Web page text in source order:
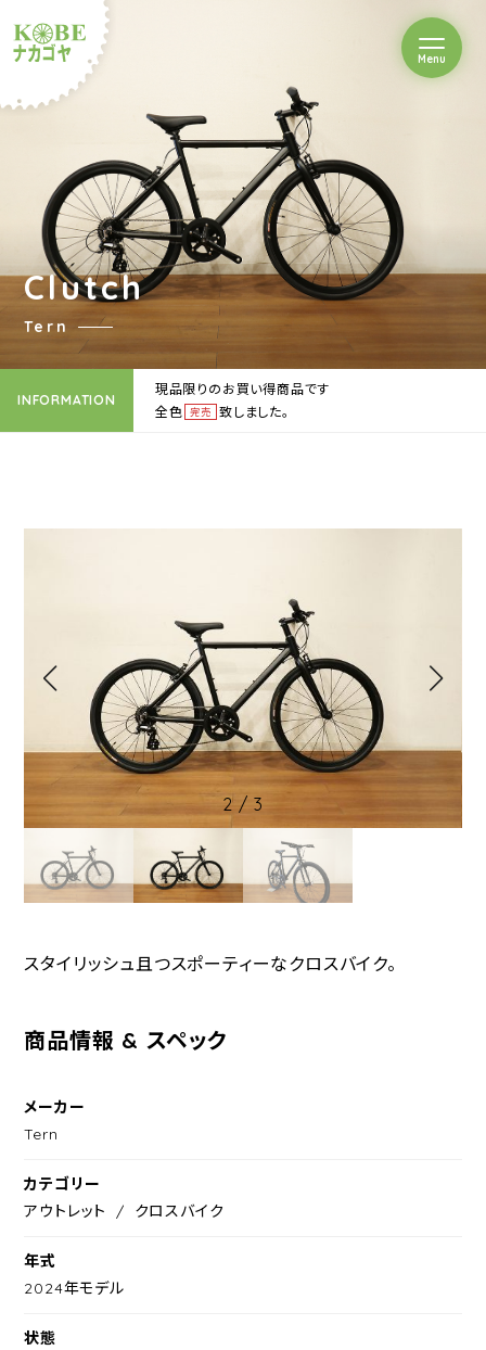
ルショップナカゴヤ
Menuを開閉
Tern
Clutch
INFORMATION
現品限りのお買い得商品です
全色
完売 致しました。
2 / 3
スタイリッシュ且つスポーティーなクロスバイク。
商品情報 & スペック
メーカー
Tern
カテゴリー
アウトレット
クロスバイク
年式
2024年モデル
状態